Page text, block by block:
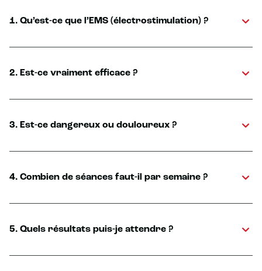
1. Qu’est-ce que l’EMS (électrostimulation) ?
2. Est-ce vraiment efficace ?
3. Est-ce dangereux ou douloureux ?
4. Combien de séances faut-il par semaine ?
5. Quels résultats puis-je attendre ?